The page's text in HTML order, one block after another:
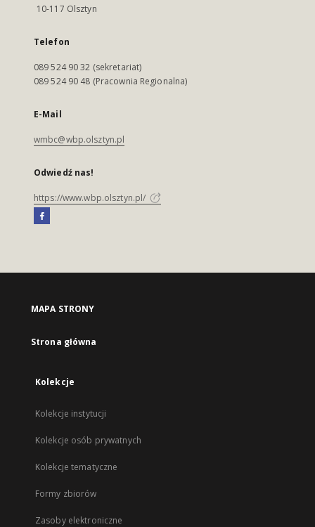
10-117 Olsztyn
Telefon
089 524 90 32 (sekretariat)
089 524 90 48 (Pracownia Regionalna)
E-Mail
wmbc@wbp.olsztyn.pl
Odwiedź nas!
https://www.wbp.olsztyn.pl/
MAPA STRONY
Strona główna
Kolekcje
Kolekcje instytucji
Kolekcje osób prywatnych
Kolekcje tematyczne
Formy zbiorów
Zasoby elektroniczne